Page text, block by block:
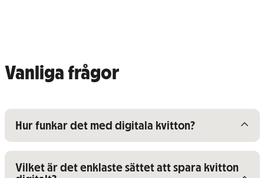
Vanliga frågor
Visa/dölj innehåll för
Hur funkar det med digitala kvitton?
Visa/dölj innehåll för
Vilket är det enklaste sättet att spara kvitton